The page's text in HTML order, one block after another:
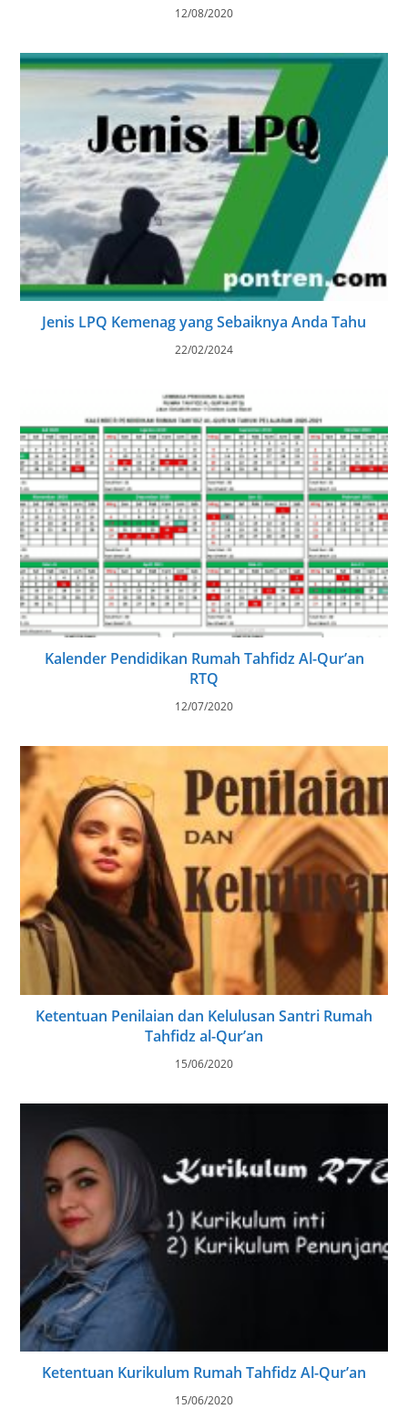
12/08/2020
Jenis LPQ Kemenag yang Sebaiknya Anda Tahu
22/02/2024
Kalender Pendidikan Rumah Tahfidz Al-Qur’an
RTQ
12/07/2020
Ketentuan Penilaian dan Kelulusan Santri Rumah
Tahfidz al-Qur’an
15/06/2020
Ketentuan Kurikulum Rumah Tahfidz Al-Qur’an
15/06/2020